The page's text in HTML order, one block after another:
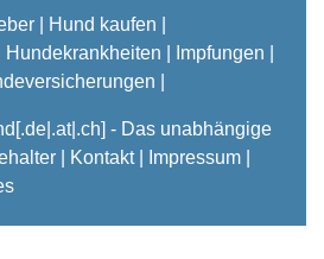
Hund kaufen
Hundekrankheiten
Impfungen
[.de|.at|.ch] - Das unabhängige
|
Kontakt| Impressum